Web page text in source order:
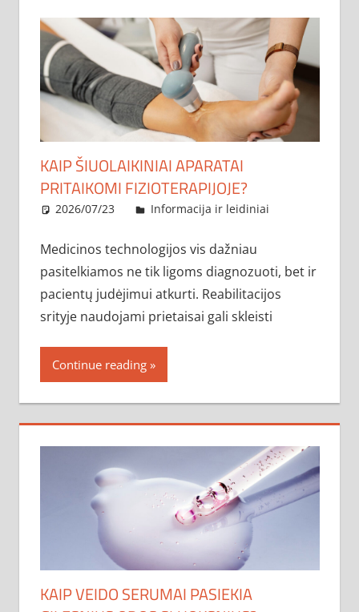
KAIP ŠIUOLAIKINIAI APARATAI
PRITAIKOMI FIZIOTERAPIJOJE?
2026/07/23 administratorius
Informacija ir leidiniai
Medicinos technologijos vis dažniau
pasitelkiamos ne tik ligoms diagnozuoti, bet ir
pacientų judėjimui atkurti. Reabilitacijos
srityje naudojami prietaisai gali skleisti
Continue reading
KAIP VEIDO SERUMAI PASIEKIA